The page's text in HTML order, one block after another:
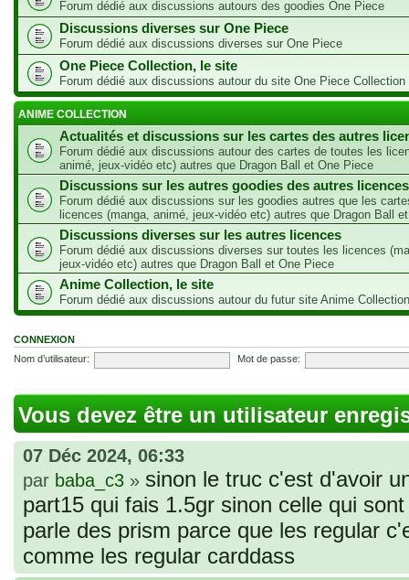
Forum dédié aux discussions autours des goodies One Piece
Discussions diverses sur One Piece
Forum dédié aux discussions diverses sur One Piece
One Piece Collection, le site
Forum dédié aux discussions autour du site One Piece Collection
ANIME COLLECTION
Actualités et discussions sur les cartes des autres
Forum dédié aux discussions autour des cartes de toutes les
animé, jeux-vidéo etc) autres que Dragon Ball et One Piece
Discussions sur les autres goodies des autres licences
Forum dédié aux discussions sur les goodies autres que les
licences (manga, animé, jeux-vidéo etc) autres que Dragon Ball
Discussions diverses sur les autres licences
Forum dédié aux discussions diverses sur toutes les licences
jeux-vidéo etc) autres que Dragon Ball et One Piece
Anime Collection, le site
Forum dédié aux discussions autour du futur site Anime Collection
CONNEXION
Nom d’utilisateur:
Mot de passe:
Vous devez être un utilisateur
07 Déc 2024, 06:33
par baba_c3 » sinon le truc c'est d'avoir
part15 qui fais 1.5gr sinon celle qui
parle des prism parce que les regular
comme les regular carddass